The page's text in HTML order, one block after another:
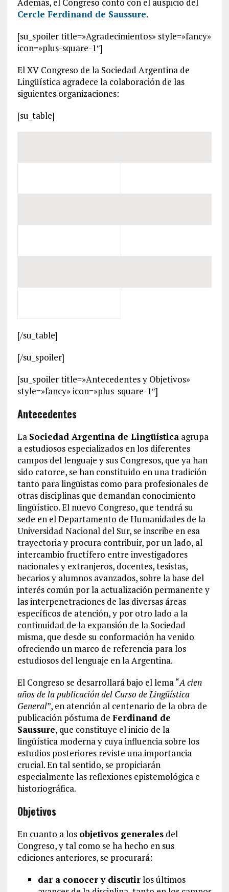
Cercle Ferdinand de Saussure.
[su_spoiler title=»Agradecimientos» style=»fancy»
icon=»plus-square-1″]
El XV Congreso de la Sociedad Argentina de
Lingüística agradece la colaboración de las
siguientes organizaciones:
[su_table]
[/su_table]
[/su_spoiler]
[su_spoiler title=»Antecedentes y Objetivos»
style=»fancy» icon=»plus-square-1″]
Antecedentes
La Sociedad Argentina de Lingüísticaagrupa
a estudiosos especializados en los diferentes
campos del lenguaje y sus Congresos, que ya han
sido catorce, se han constituido en una tradición
tanto para lingüistas como para profesionales de
otras disciplinas que demandan conocimiento
lingüístico. El nuevo Congreso, que tendrá su
sede en el Departamento de Humanidades de la
Universidad Nacional del Sur, se inscribe en esa
trayectoria y procura contribuir, por un lado, al
intercambio fructífero entre investigadores
nacionales y extranjeros, docentes, tesistas,
becarios y alumnos avanzados, sobre la base del
interés común por la actualización permanente y
las interpenetraciones de las diversas áreas
específicos de atención, y por otro lado a la
continuidad de la expansión de la Sociedad
misma, que desde su conformación ha venido
ofreciendo un marco de referencia para los
estudiosos del lenguaje en la Argentina.
El Congreso se desarrollará bajo el lema “A cien
años de la publicación del Curso de Lingüística
General”, en atención al centenario de la obra de
publicación póstuma de Ferdinand de
Saussure, que constituye el inicio de la
lingüística moderna y cuya influencia sobre los
estudios posteriores reviste una importancia
crucial. En tal sentido, se propiciarán
especialmente las reflexiones epistemológica e
historiográfica.
Objetivos
En cuanto a los objetivos generalesdel
Congreso, y tal como se ha hecho en sus
ediciones anteriores, se procurará:
dar a conocer y discutirlos últimos